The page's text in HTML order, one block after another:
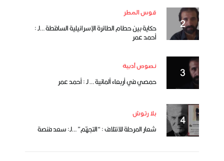
قوس المطر
حكاية بين حطام الطائرة الإسرائيلية الساقطة …لـ :
أحمد عمر
نصوص أدبية
حمصي في أربعاء ألمانية … لـ : أحمد عمر
بلا رتوش
شعار المرحلة للائتلاف : “التجهّم” …لـ: سعد فنصة